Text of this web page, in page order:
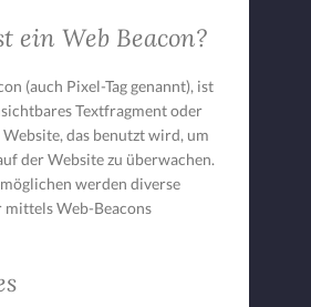
ein Web Beacon?
(auch Pixel-Tag genannt), ist
Textfragment oder
das benutzt wird, um
der Website zu überwachen.
werden diverse
mittels Web-Beacons